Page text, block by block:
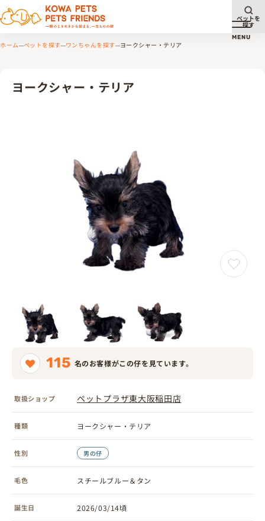
メニ
MENU
ペットを
探す
ホーム ペットを探す ワンちゃんを探す ヨークシャー・テリア
ヨークシャー・テリア
115 名のお客様がこの仔を見ています。
取扱ショップ ペットプラザ東大阪稲田店
種類 ヨークシャー・テリア
性別 男の仔
毛色 スチールブルー＆タン
誕生日 2026/03/14頃